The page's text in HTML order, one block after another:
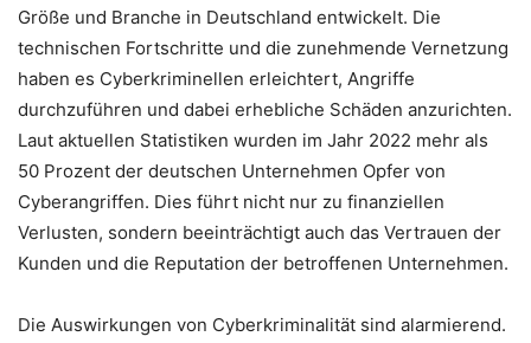
Größe und Branche in Deutschland entwickelt. Die
technischen Fortschritte und die zunehmende Vernetzung
haben es Cyberkriminellen erleichtert, Angriffe
durchzuführen und dabei erhebliche Schäden anzurichten.
Laut aktuellen Statistiken wurden im Jahr 2022 mehr als
50 Prozent der deutschen Unternehmen Opfer von
Cyberangriffen. Dies führt nicht nur zu finanziellen
Verlusten, sondern beeinträchtigt auch das Vertrauen der
Kunden und die Reputation der betroffenen Unternehmen.
Die Auswirkungen von Cyberkriminalität sind alarmierend.